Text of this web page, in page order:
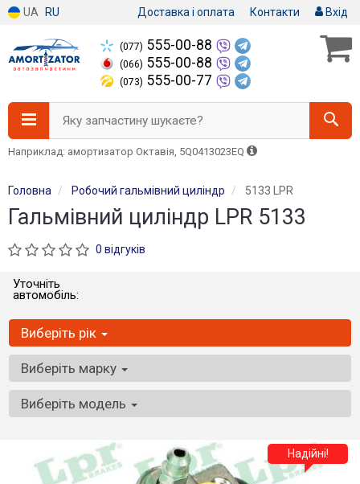
UA RU Доставка і оплата Контакти Вхід
(077) 555-00-88
(066) 555-00-88
(073) 555-00-77
Яку запчастину шукаєте?
Наприклад: амортизатор Октавія, 5Q0413023EQ
Головна Робочий гальмівний циліндр 5133 LPR
Гальмівний циліндр LPR 5133
0 відгуків
Уточніть
автомобіль:
Виберіть рік
Виберіть марку
Виберіть модель
Надійні!